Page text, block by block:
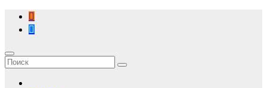
Перейти
содержимому